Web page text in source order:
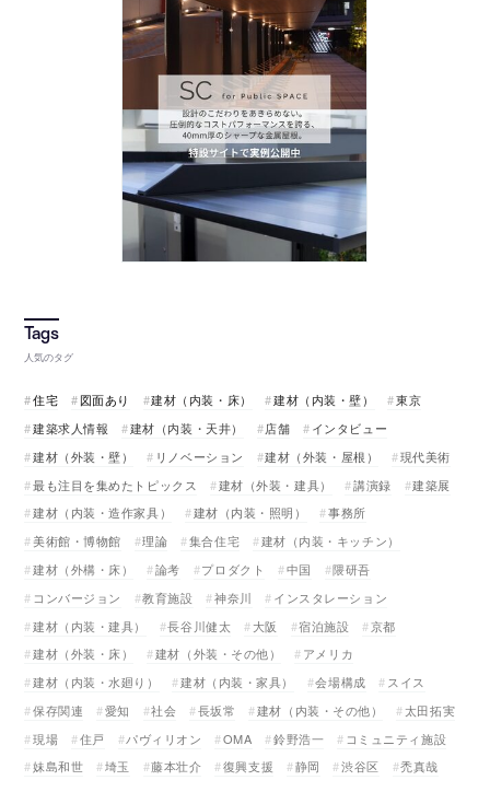
人気のタグ
住宅 図面あり 建材（内装・床） 建材（内装・壁）
東京
建築求人情報
建材（内装・天井） 店舗
インタビュー
建材（外装・壁）
リノベーション 建材（外装・屋根）
現代美術
最も注目を集めたトピックス
建材（外装・建具） 講演録
建築展
建材（内装・造作家具）
建材（内装・照明）
事務所
美術館・博物館
理論 集合住宅
建材（内装・キッチン）
建材（外構・床）
論考 プロダクト 中国
隈研吾
コンバージョン
教育施設 神奈川
インスタレーション
建材（内装・建具）
長谷川健太 大阪 宿泊施設
京都
建材（外装・床）
建材（外装・その他）
アメリカ
建材（内装・水廻り）
建材（内装・家具） 会場構成
スイス
保存関連
愛知 社会 長坂常 建材（内装・その他）
太田拓実
現場
住戸 パヴィリオン OMA 鈴野浩一
コミュニティ施設
妹島和世
埼玉 藤本壮介 復興支援 静岡 渋谷区 禿真哉